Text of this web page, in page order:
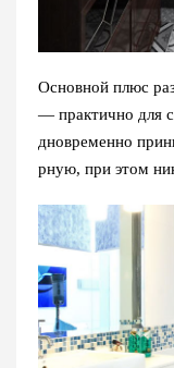
Основной плюс
— практично для
дновременно
рную, при этом